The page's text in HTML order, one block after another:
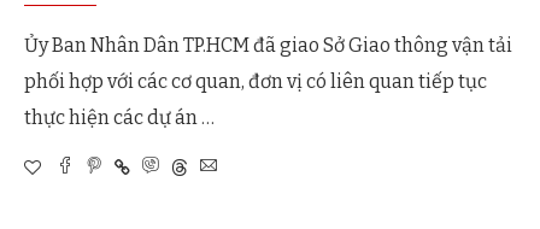
Ủy Ban Nhân Dân TP.HCM đã giao Sở Giao thông vận tải
phối hợp với các cơ quan, đơn vị có liên quan tiếp tục
thực hiện các dự án …